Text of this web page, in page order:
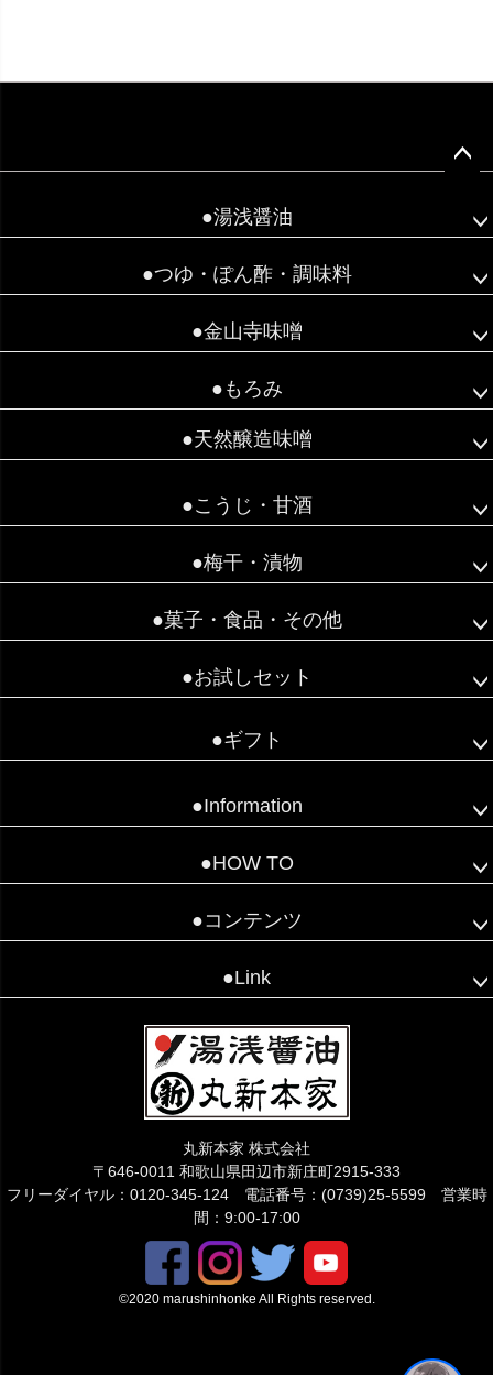
●湯浅醤油
●つゆ・ぽん酢・調味料
●金山寺味噌
●もろみ
●天然醸造味噌
●こうじ・甘酒
●梅干・漬物
●菓子・食品・その他
●お試しセット
●ギフト
●Information
●HOW TO
●コンテンツ
●Link
丸新本家 株式会社
〒646-0011 和歌山県田辺市新庄町2915-333
フリーダイヤル：0120-345-124 電話番号：(0739)25-5599 営業時
間：9:00-17:00
©2020 marushinhonke All Rights reserved.